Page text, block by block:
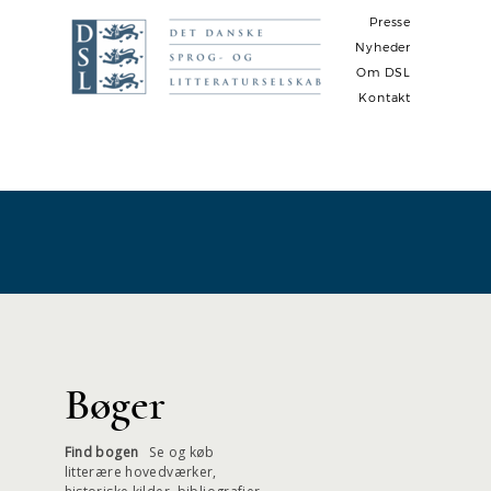
Presse
Nyheder
Om DSL
Kontakt
g
Bøger
Find bogen Se og køb
litterære hovedværker,